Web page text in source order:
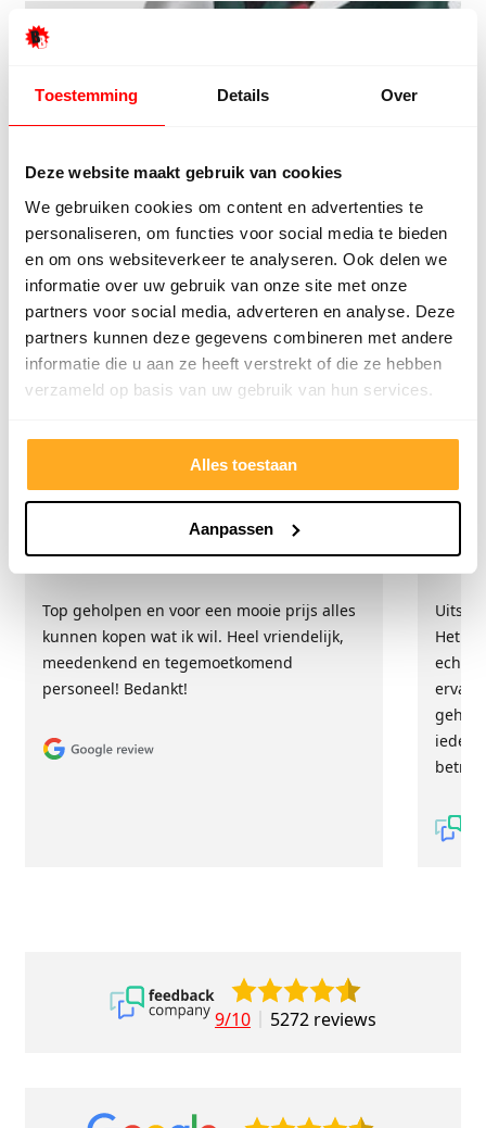
Toestemming Details Over
Deze website maakt gebruik van cookies
We gebruiken cookies om content en advertenties te
personaliseren, om functies voor social media te bieden
en om ons websiteverkeer te analyseren. Ook delen we
informatie over uw gebruik van onze site met onze
partners voor social media, adverteren en analyse. Deze
partners kunnen deze gegevens combineren met andere
informatie die u aan ze heeft verstrekt of die ze hebben
verzameld op basis van uw gebruik van hun services.
Alles toestaan
Aanpassen
Onze klanten beoordelen ons met een 9/10
5/5
Top geholpen en voor een mooie prijs alles
kunnen kopen wat ik wil. Heel vriendelijk,
meedenkend en tegemoetkomend
personeel! Bedankt!
Het
echt
9/10 5272 reviews